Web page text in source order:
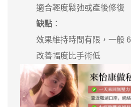
適合輕度鬆弛或產後修復
缺點 ：
效果維持時間有限，一般
改善幅度比手術低